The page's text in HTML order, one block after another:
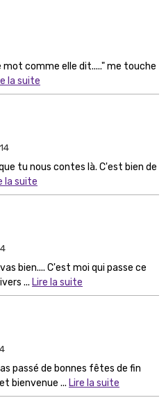
mot comme elle dit....." me touche
la suite
tu nous contes là. C'est bien de
la suite
bien.... C'est moi qui passe ce
... Lire la suite
passé de bonnes fêtes de fin
bienvenue ... Lire la suite